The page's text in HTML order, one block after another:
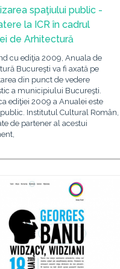
spaţiului public -
la ICR în cadrul
de Arhitectură
cu ediţia 2009, Anuala de
Bucureşti va fi axată pe
din punct de vedere
a municipiului Bucureşti.
ediţiei 2009 a Anualei este
Institutul Cultural Român,
de partener al acestui